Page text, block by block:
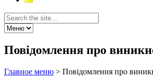
Повідомлення про
Главное меню > Повідомлення про